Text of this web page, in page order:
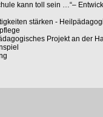
kann toll sein …“–
stärken -
Projekt an der